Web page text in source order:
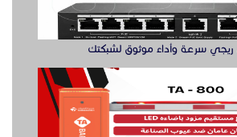
صيانة التلفزيةن والصوتيات